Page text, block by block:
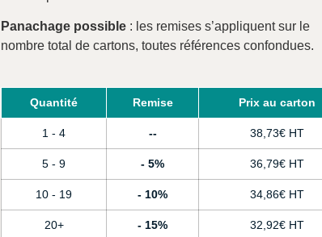
Panachage possible : les remises s’appliquent sur le
nombre total de cartons, toutes références confondues.
Quantité Remise Prix au carton
1 - 4 - 38,73€
5 - 9 5% 36,79€
10 - 19 10% 34,86€
20+ 15% 32,92€